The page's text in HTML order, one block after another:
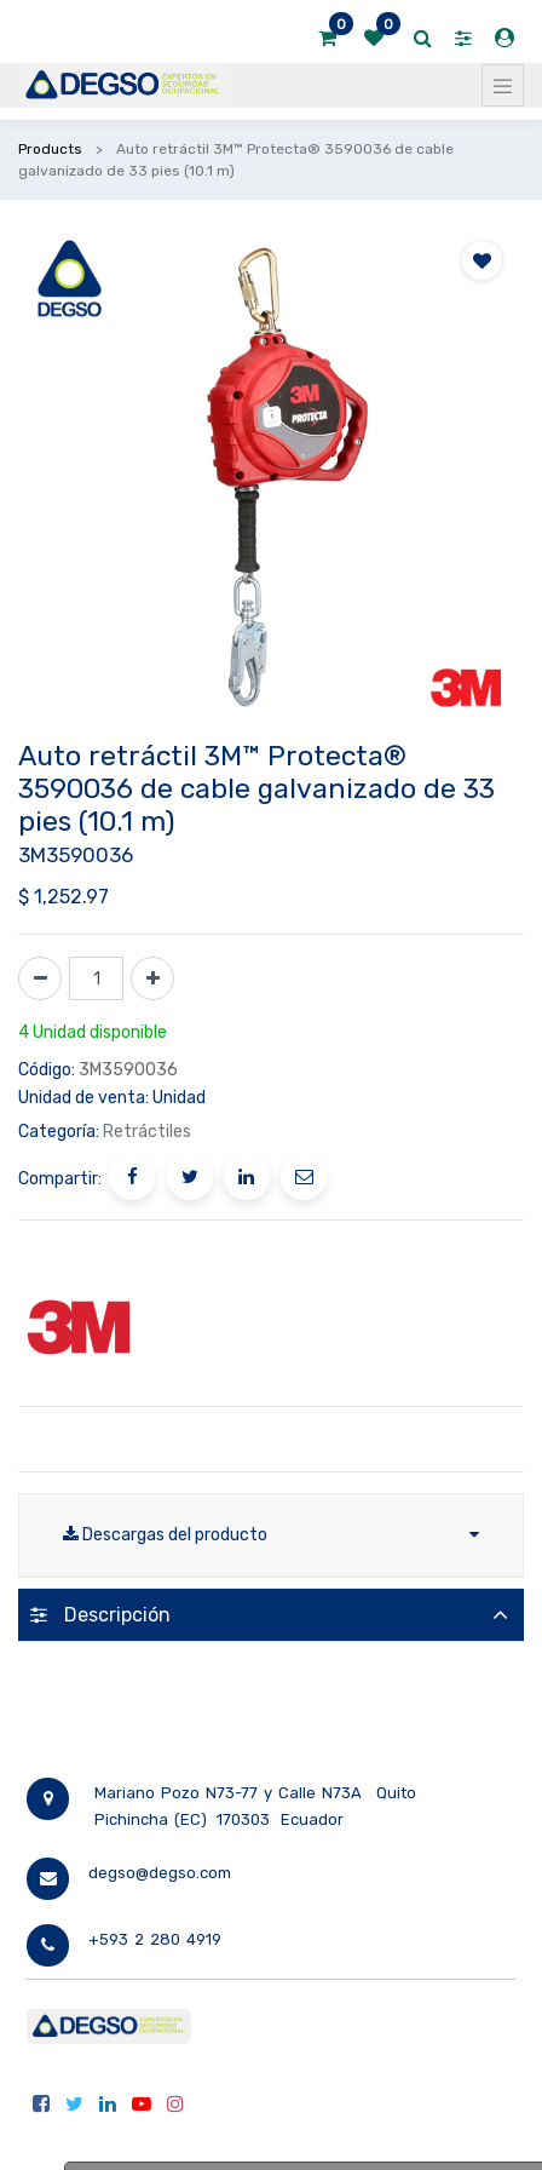
0 0
Products
Auto retráctil 3M™ Protecta® 3590036 de cable
galvanizado de 33 pies (10.1 m)
Auto retráctil 3M™ Protecta®
3590036 de cable galvanizado de 33
pies (10.1 m)
3M3590036
$ 1,252.97
4 Unidad disponible
Código: 3M3590036
Unidad de venta: Unidad
Categoría: Retráctiles
Compartir:
Descargas del producto
Descripción
Mariano Pozo N73-77 y Calle N73A
Quito
Pichincha (EC)
170303 Ecuador
degso@degso.com
+593 2 280 4919